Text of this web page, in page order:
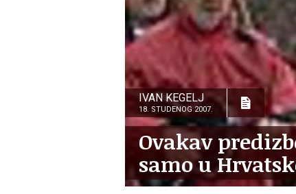
IVAN KEGELJ
18. STUDENOG 2007.
Ovakav
samo u